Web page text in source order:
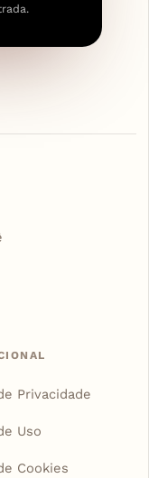
Privacidade
Uso
Cookies